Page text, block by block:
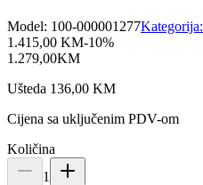
Model: 100-000001277Kategorija:
1.415,00 KM-10%
1.279,00KM
Ušteda 136,00 KM
Cijena sa uključenim PDV-om
Količina
1